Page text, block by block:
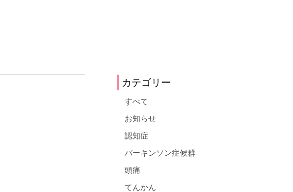
カテゴリー
すべて
お知らせ
認知症
パーキンソン症候群
頭痛
てんかん